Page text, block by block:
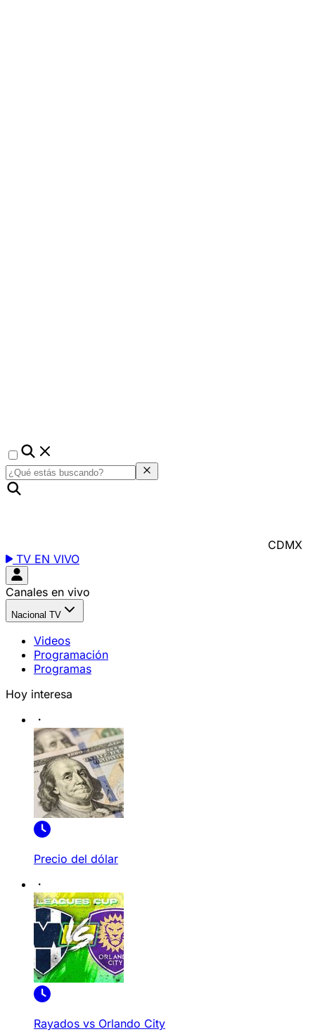
CDMX
TV EN VIVO
Canales en vivo
Nacional TV
Videos
Programación
Programas
Hoy interesa
Precio del dólar
Rayados vs Orlando City